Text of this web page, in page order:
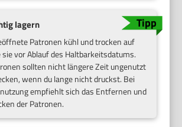
lagern
Patronen kühl und trocken auf
vor Ablauf des Haltbarkeitsdatums.
sollten nicht längere Zeit ungenutzt
wenn du lange nicht druckst. Bei
empfiehlt sich das Entfernen und
der Patronen.